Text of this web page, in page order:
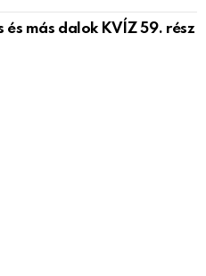
és más dalok KVÍZ 59. rész